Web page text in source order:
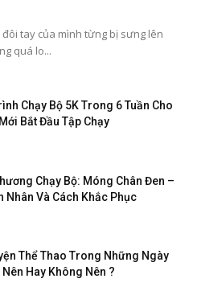
tay của mình từng bị sưng lên
quá lo...
Chạy Bộ 5K Trong 6 Tuần Cho
Bắt Đầu Tập Chạy
Chạy Bộ: Móng Chân Đen –
Nhân Và Cách Khắc Phục
Thể Thao Trong Những Ngày
Hay Không Nên ?